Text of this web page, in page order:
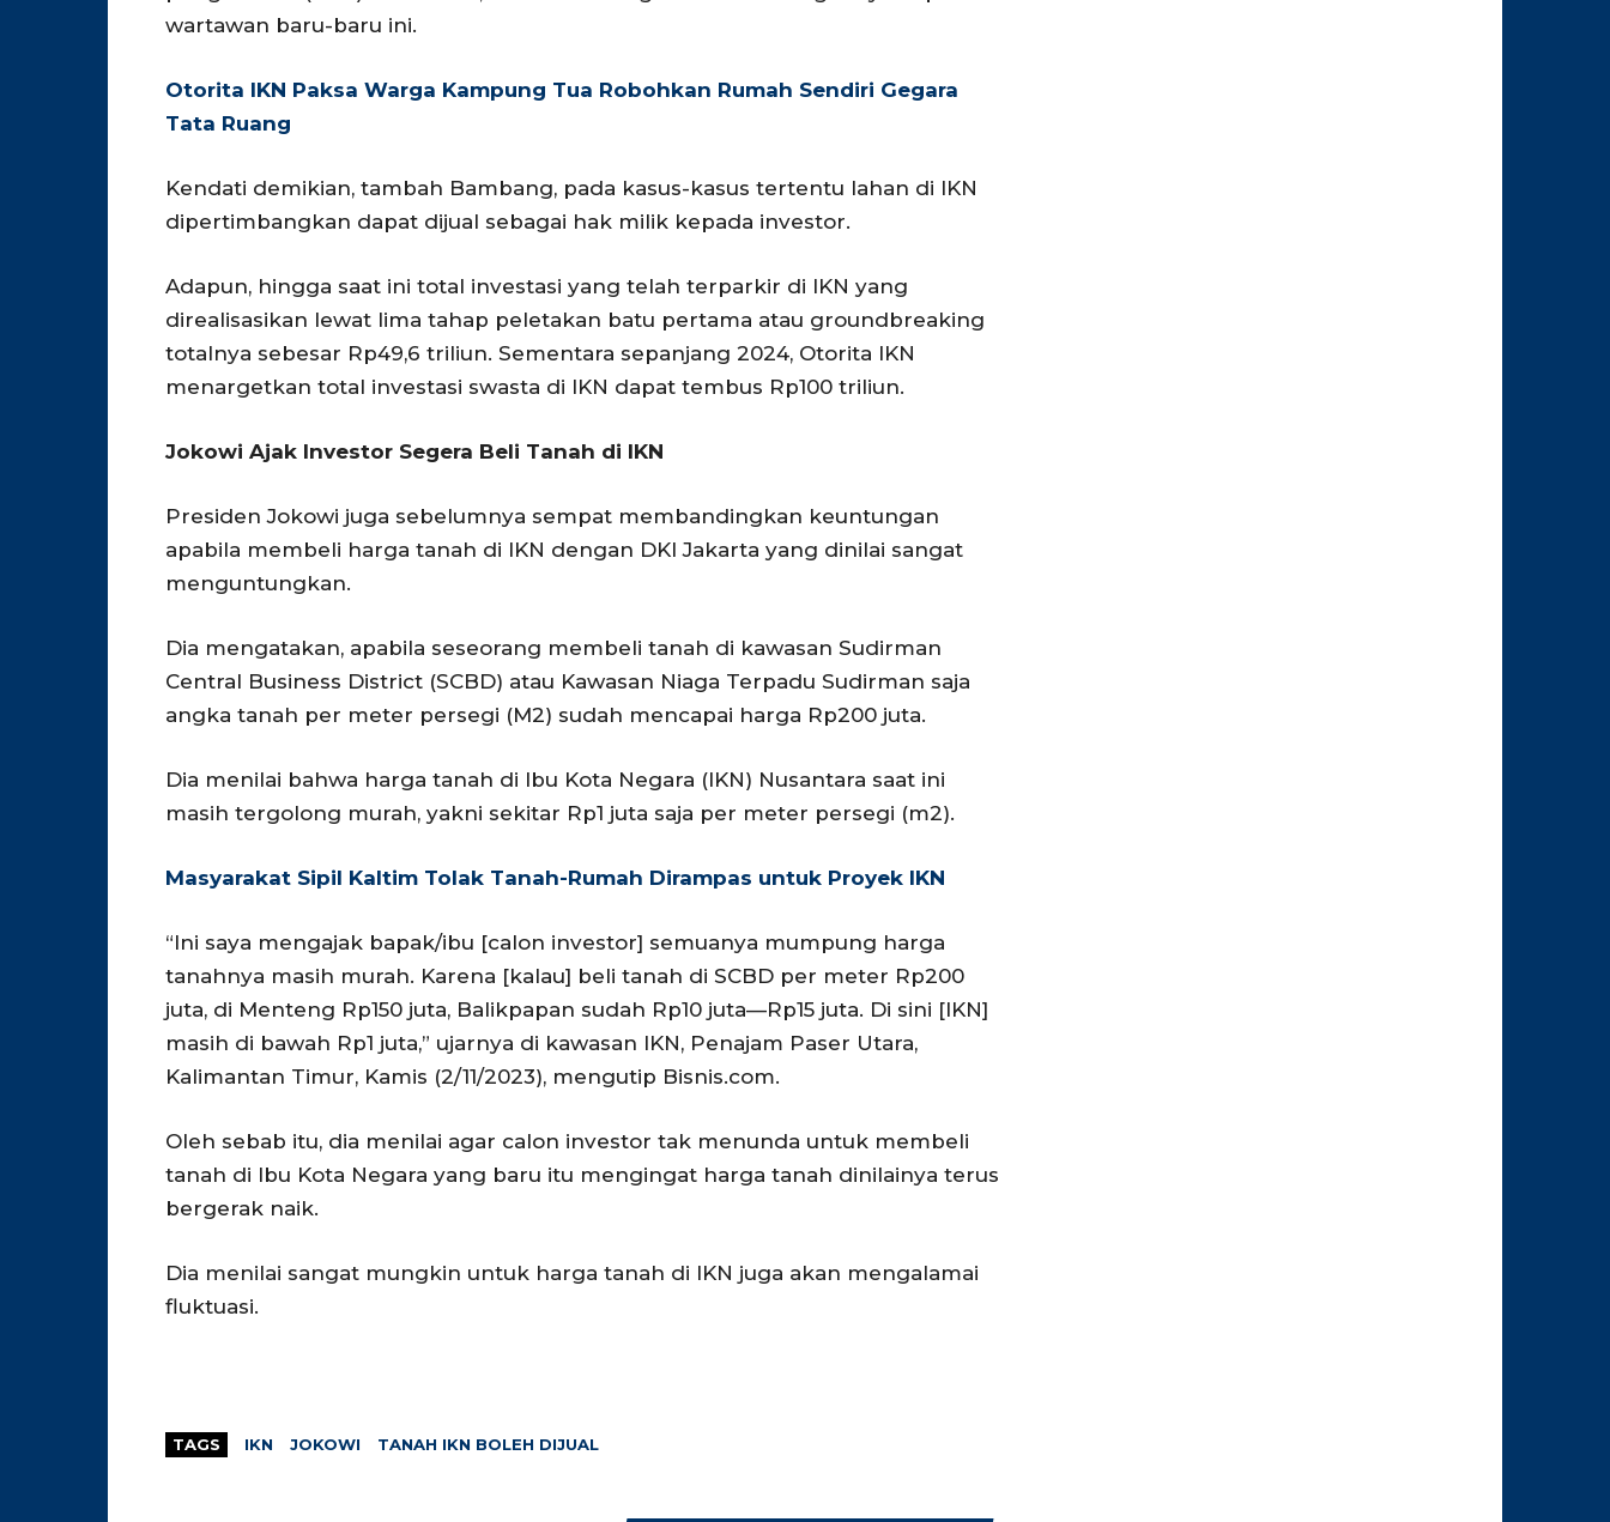
wartawan baru-baru ini.
Otorita IKN Paksa Warga Kampung Tua Robohkan Rumah Sendiri Gegara
Tata Ruang
Kendati demikian, tambah Bambang, pada kasus-kasus tertentu lahan di IKN
dipertimbangkan dapat dijual sebagai hak milik kepada investor.
Adapun, hingga saat ini total investasi yang telah terparkir di IKN yang
direalisasikan lewat lima tahap peletakan batu pertama atau groundbreaking
totalnya sebesar Rp49,6 triliun. Sementara sepanjang 2024, Otorita IKN
menargetkan total investasi swasta di IKN dapat tembus Rp100 triliun.
Jokowi Ajak Investor Segera Beli Tanah di IKN
Presiden Jokowi juga sebelumnya sempat membandingkan keuntungan
apabila membeli harga tanah di IKN dengan DKI Jakarta yang dinilai sangat
menguntungkan.
Dia mengatakan, apabila seseorang membeli tanah di kawasan Sudirman
Central Business District (SCBD) atau Kawasan Niaga Terpadu Sudirman saja
angka tanah per meter persegi (M2) sudah mencapai harga Rp200 juta.
Dia menilai bahwa harga tanah di Ibu Kota Negara (IKN) Nusantara saat ini
masih tergolong murah, yakni sekitar Rp1 juta saja per meter persegi (m2).
Masyarakat Sipil Kaltim Tolak Tanah-Rumah Dirampas untuk Proyek IKN
“Ini saya mengajak bapak/ibu [calon investor] semuanya mumpung harga
tanahnya masih murah. Karena [kalau] beli tanah di SCBD per meter Rp200
juta, di Menteng Rp150 juta, Balikpapan sudah Rp10 juta—Rp15 juta. Di sini [IKN]
masih di bawah Rp1 juta,” ujarnya di kawasan IKN, Penajam Paser Utara,
Kalimantan Timur, Kamis (2/11/2023), mengutip Bisnis.com.
Oleh sebab itu, dia menilai agar calon investor tak menunda untuk membeli
tanah di Ibu Kota Negara yang baru itu mengingat harga tanah dinilainya terus
bergerak naik.
Dia menilai sangat mungkin untuk harga tanah di IKN juga akan mengalamai
fluktuasi.
TAGS IKN JOKOWI TANAH IKN BOLEH DIJUAL